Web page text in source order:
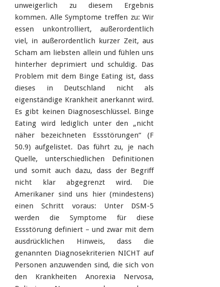
unweigerlich zu diesem Ergebnis
kommen. Alle Symptome treffen zu: Wir
essen unkontrolliert, außerordentlich
viel, in außerordentlich kurzer Zeit, aus
Scham am liebsten allein und fühlen uns
hinterher deprimiert und schuldig. Das
Problem mit dem Binge Eating ist, dass
dieses in Deutschland nicht als
eigenständige Krankheit anerkannt wird.
Es gibt keinen Diagnoseschlüssel. Binge
Eating wird lediglich unter den „nicht
näher bezeichneten Essstörungen“ (F
50.9) aufgelistet. Das führt zu, je nach
Quelle, unterschiedlichen Definitionen
und somit auch dazu, dass der Begriff
nicht klar abgegrenzt wird. Die
Amerikaner sind uns hier (mindestens)
einen Schritt voraus: Unter DSM-5
werden die Symptome für diese
Essstörung definiert – und zwar mit dem
ausdrücklichen Hinweis, dass die
genannten Diagnosekriterien NICHT auf
Personen anzuwenden sind, die sich von
den Krankheiten Anorexia Nervosa,